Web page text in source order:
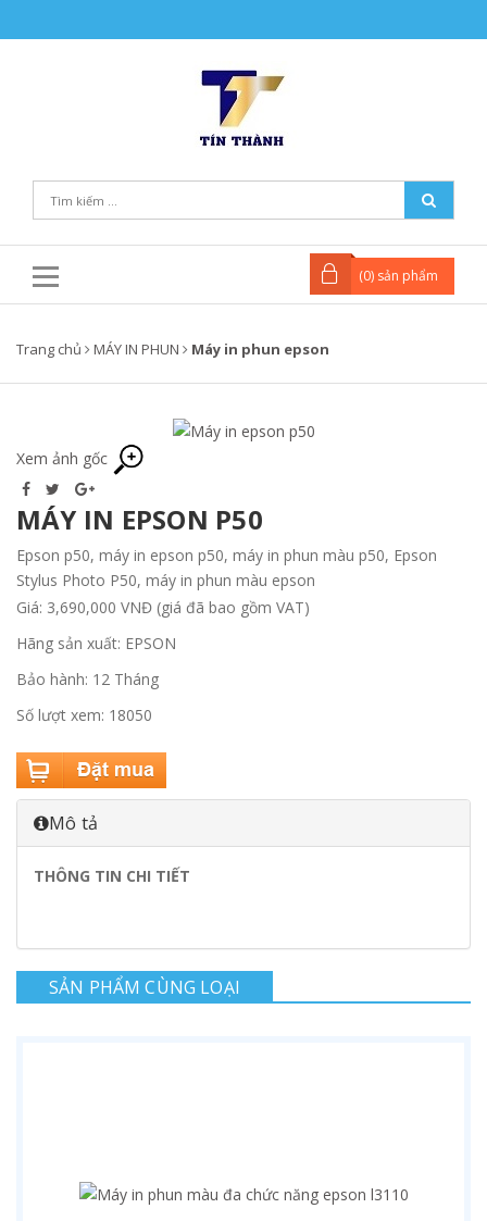
(0) sản phẩm
Trang chủ MÁY IN PHUN Máy in phun epson
Xem ảnh gốc
MÁY IN EPSON P50
Epson p50, máy in epson p50, máy in phun màu p50, Epson
Stylus Photo P50, máy in phun màu epson
Giá: 3,690,000 VNĐ (giá đã bao gồm VAT)
Hãng sản xuất: EPSON
Bảo hành: 12 Tháng
Số lượt xem: 18050
Mô tả
THÔNG TIN CHI TIẾT
SẢN PHẨM CÙNG LOẠI